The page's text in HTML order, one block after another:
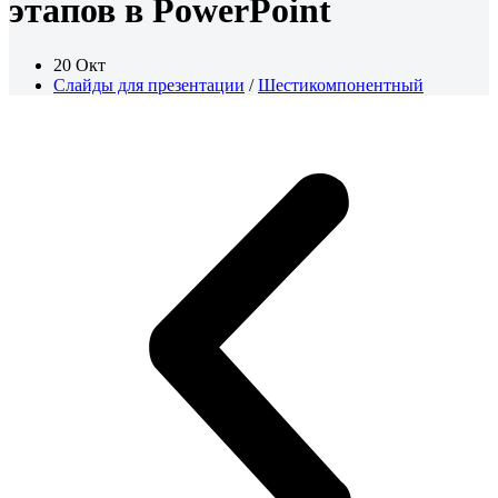
этапов в PowerPoint
20 Окт
Слайды для презентации /Шестикомпонентный